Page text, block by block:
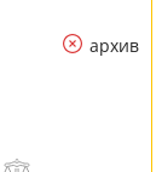
архив